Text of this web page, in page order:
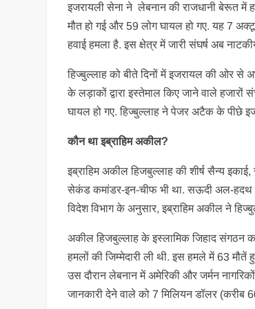
इजरायली सेना ने लेबनान की राजधानी बेरूत में
मौत हो गई और 59 लोग घायल हो गए. यह 7
हवाई हमला है. इस क्षेत्र में जारी संघर्ष अब
हिज्बुल्लाह को बीते दिनों में इजरायल की ओर
के लड़ाकों द्वारा इस्तेमाल किए जाने वाले
घायल हो गए. हिज्बुल्लाह ने पेजर अटैक के पीछे
कौन था इब्राहिम अकील?
इब्राहिम अकील हिजबुल्लाह की शीर्ष सैन्य
सेकंड कमांडर-इन-चीफ भी था. सऊदी अल-हदथ
विदेश विभाग के अनुसार, इब्राहिम अकील ने
अकील हिजबुल्लाह के इस्लामिक जिहाद संगठन
हमलों की जिम्मेदारी ली थी. इस हमले में 63
उस दौरान लेबनान में अमेरिकी और जर्मन
जानकारी देने वाले को 7 मिलियन डॉलर (करीब